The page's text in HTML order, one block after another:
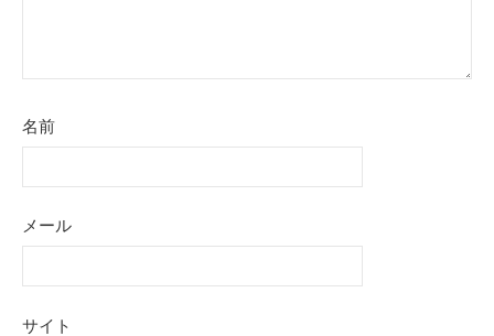
名前
メール
サイト